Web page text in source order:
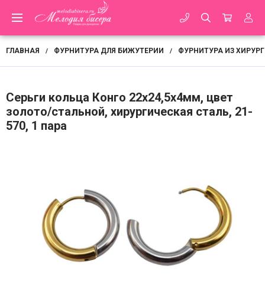
ГЛАВНАЯ / ФУРНИТУРА ДЛЯ БИЖУТЕРИИ / ФУРНИТУРА ИЗ
Серьги кольца Конго 22х24,5х4мм, цвет
золото/стальной, хирургическая сталь, 21-
570, 1 пара